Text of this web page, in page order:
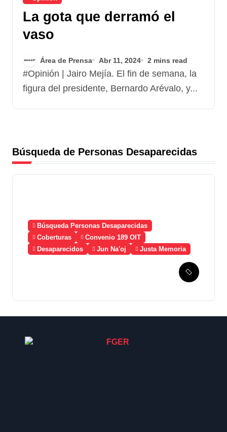
La gota que derramó el
vaso
Área de Prensa Abr 11, 2024 2 mins read
#Opinión | Jairo Mejía. El fin de semana, la
figura del presidente, Bernardo Arévalo, y...
Búsqueda de Personas Desaparecidas
Búsqueda Personas Desaparecidas
Coberturas
Convenio 189 OIT
Desaparecidos
Jun Na'oj Justa Memoria